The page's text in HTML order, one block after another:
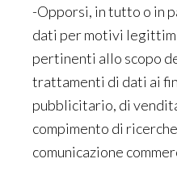
-Opporsi, in tutto o in
dati per motivi
pertinenti allo scopo
trattamenti di dati ai
pubblicitario, di
compimento di
comunicazione